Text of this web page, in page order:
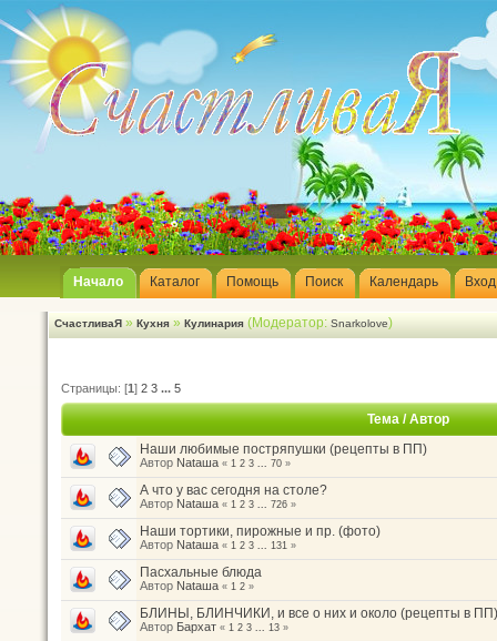
Начало Каталог Помощь Поиск Календарь Вход
СчастливаЯ » Кухня » Кулинария (Модератор: Snarkolove)
Страницы: [1] 2 3 ... 5
Тема/Автор
Наши любимые постряпушки (рецепты в ПП)
Автор Nataшa « 1 2 3 ... 70 »
А что у вас сегодня на столе?
Автор Nataшa « 1 2 3 ... 726 »
Наши тортики, пирожные и пр. (фото)
Автор Nataшa « 1 2 3 ... 131 »
Пасхальные блюда
Автор Nataшa « 1 2 »
БЛИНЫ, БЛИНЧИКИ, и все о них и около (рецепты в ПП)
Автор Бархат « 1 2 3 ... 13 »